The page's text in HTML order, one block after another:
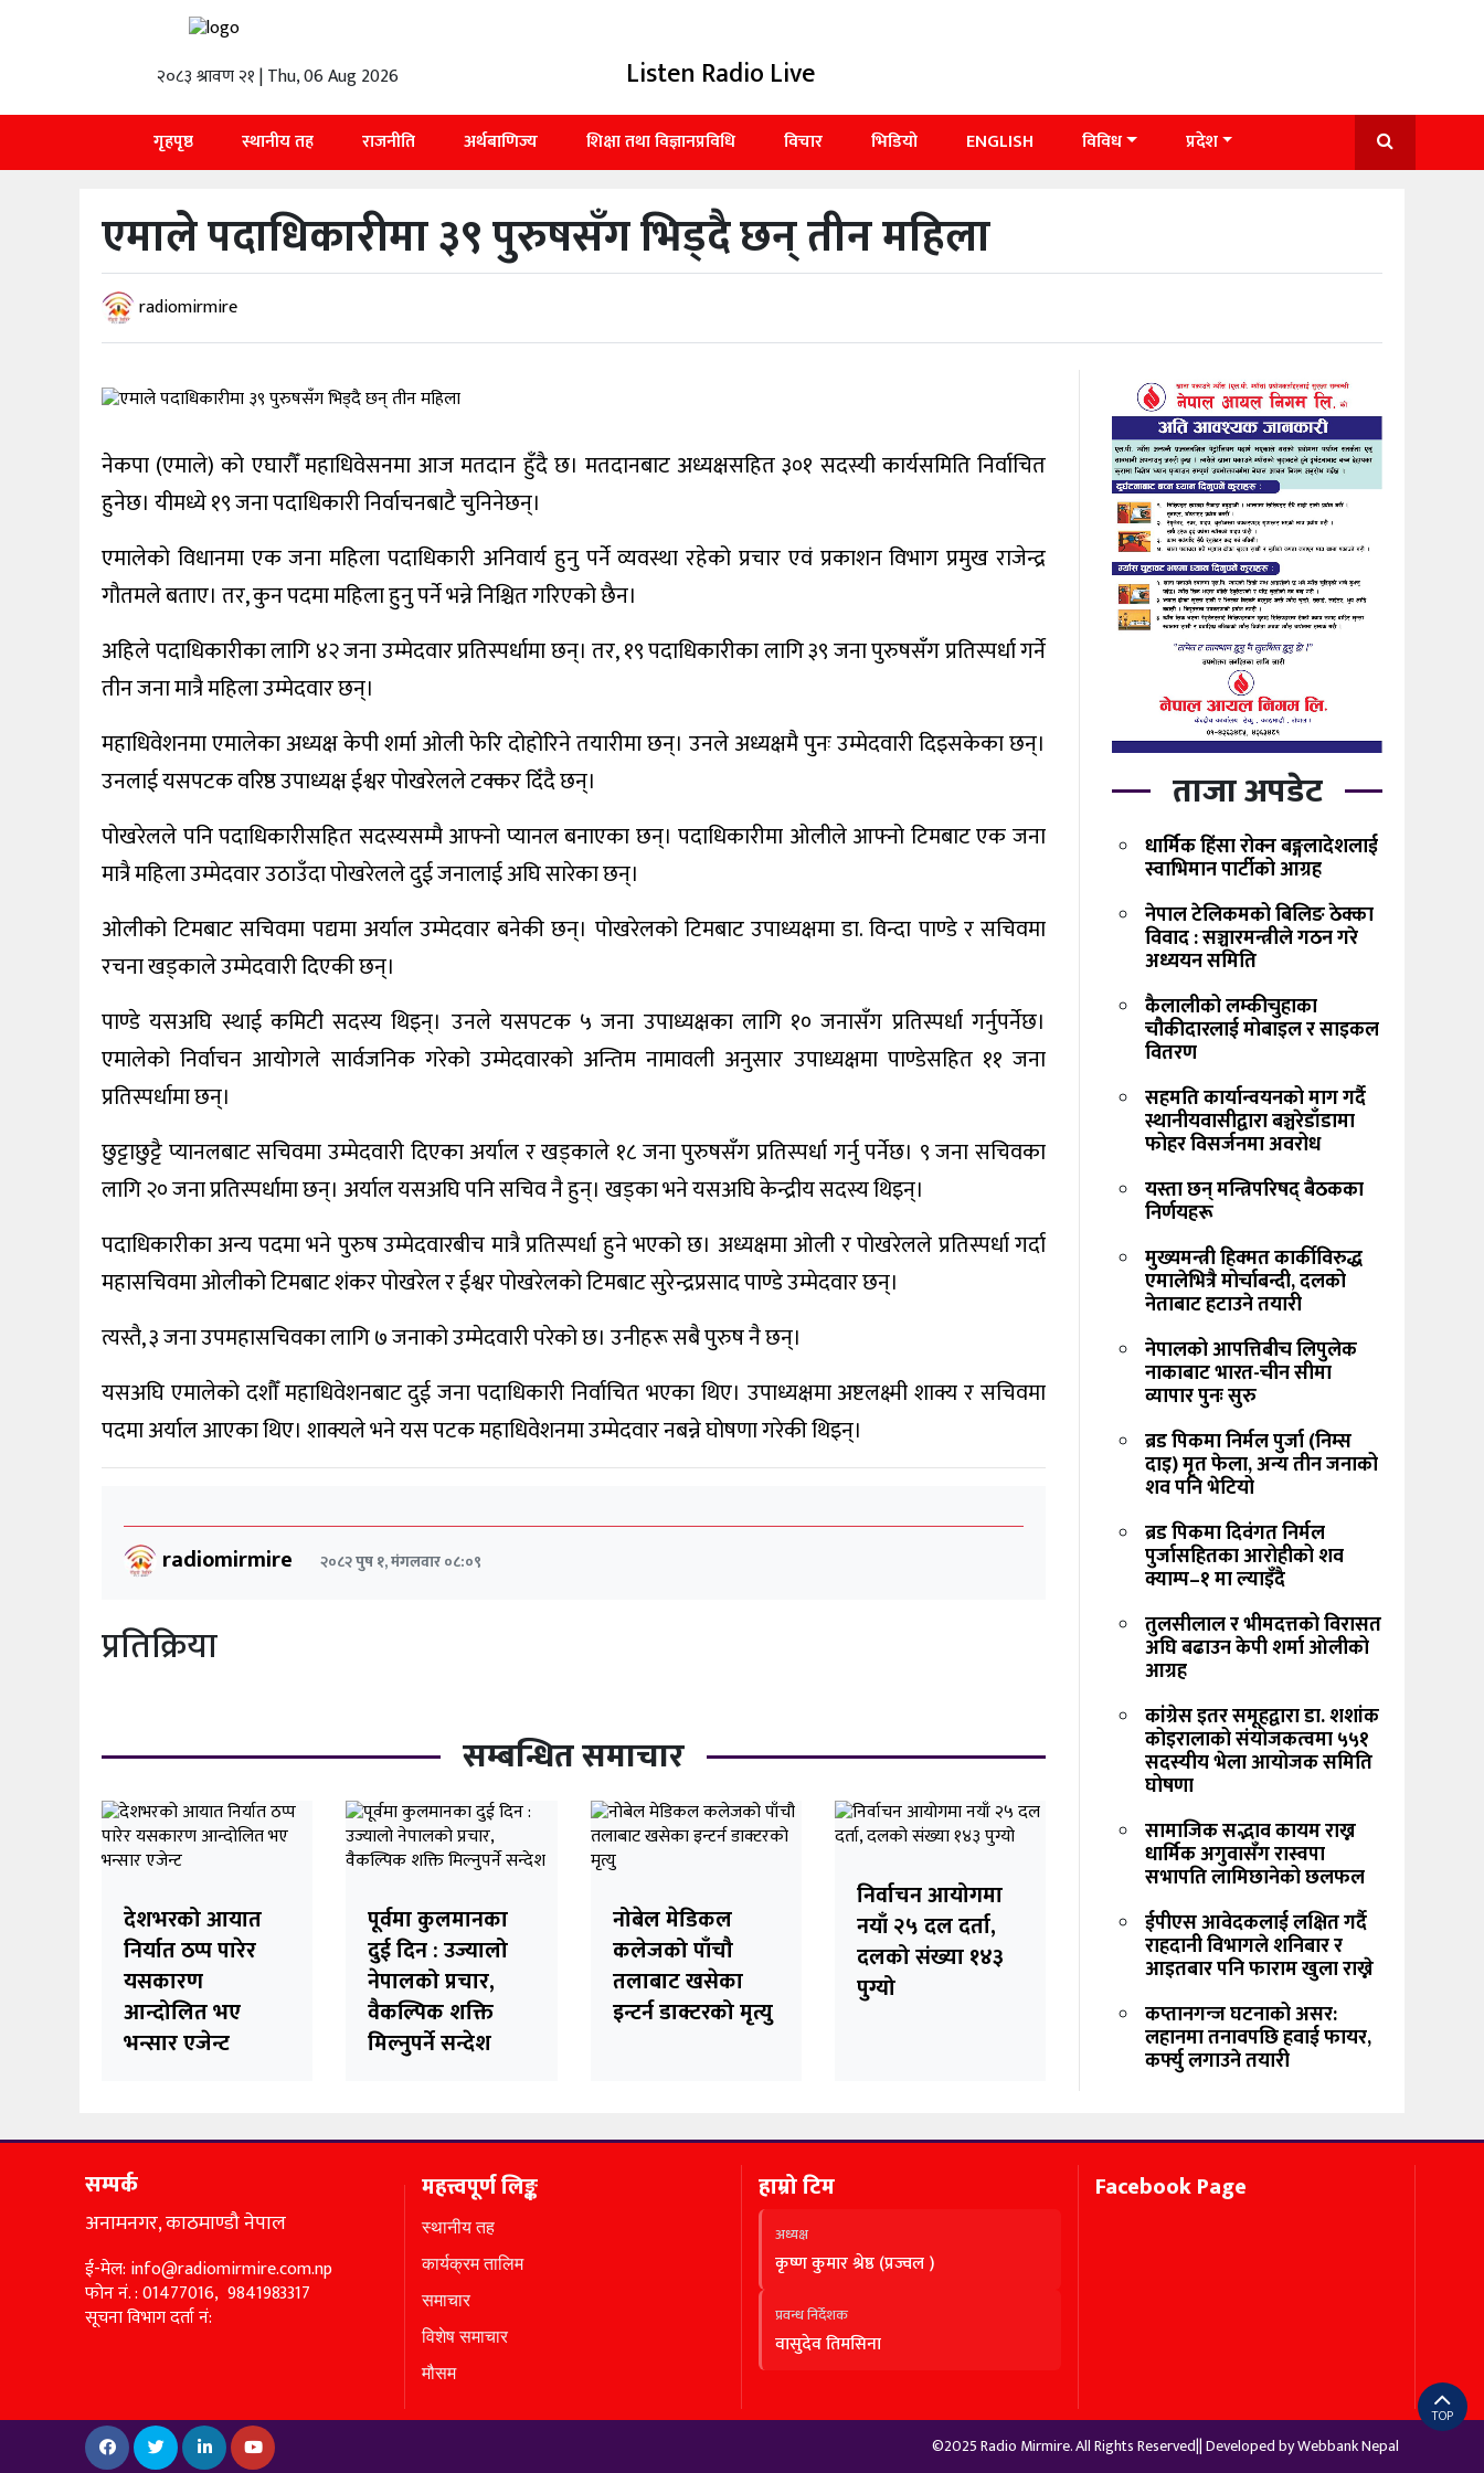
२०८३ श्रावण २१ | Thu, 06 Aug 2026 Listen Radio Live
गृहपृष्ठ स्थानीय तह राजनीति अर्थबाणिज्य शिक्षा तथा विज्ञानप्रविधि विचार भिडियो ENGLISH विविध प्रदेश
एमाले पदाधिकारीमा ३९ पुरुषसँग भिड्दै छन् तीन महिला
radiomirmire
नेकपा (एमाले) को एघारौँ महाधिवेसनमा आज मतदान हुँदै छ। मतदानबाट अध्यक्षसहित ३०१ सदस्यी कार्यसमिति निर्वाचित
हुनेछ। यीमध्ये १९ जना पदाधिकारी निर्वाचनबाटै चुनिनेछन्।
एमालेको विधानमा एक जना महिला पदाधिकारी अनिवार्य हुनु पर्ने व्यवस्था रहेको प्रचार एवं प्रकाशन विभाग प्रमुख राजेन्द्र
गौतमले बताए। तर, कुन पदमा महिला हुनु पर्ने भन्ने निश्चित गरिएको छैन।
अहिले पदाधिकारीका लागि ४२ जना उम्मेदवार प्रतिस्पर्धामा छन्। तर, १९ पदाधिकारीका लागि ३९ जना पुरुषसँग प्रतिस्पर्धा गर्ने
तीन जना मात्रै महिला उम्मेदवार छन्।
महाधिवेशनमा एमालेका अध्यक्ष केपी शर्मा ओली फेरि दोहोरिने तयारीमा छन्। उनले अध्यक्षमै पुनः उम्मेदवारी दिइसकेका छन्।
उनलाई यसपटक वरिष्ठ उपाध्यक्ष ईश्वर पोखरेलले टक्कर दिँदै छन्।
पोखरेलले पनि पदाधिकारीसहित सदस्यसम्मै आफ्नो प्यानल बनाएका छन्। पदाधिकारीमा ओलीले आफ्नो टिमबाट एक जना
मात्रै महिला उम्मेदवार उठाउँदा पोखरेलले दुई जनालाई अघि सारेका छन्।
ओलीको टिमबाट सचिवमा पद्यमा अर्याल उम्मेदवार बनेकी छन्। पोखरेलको टिमबाट उपाध्यक्षमा डा. विन्दा पाण्डे र सचिवमा
रचना खड्काले उम्मेदवारी दिएकी छन्।
पाण्डे यसअघि स्थाई कमिटी सदस्य थिइन्। उनले यसपटक ५ जना उपाध्यक्षका लागि १० जनासँग प्रतिस्पर्धा गर्नुपर्नेछ।
एमालेको निर्वाचन आयोगले सार्वजनिक गरेको उम्मेदवारको अन्तिम नामावली अनुसार उपाध्यक्षमा पाण्डेसहित ११ जना
प्रतिस्पर्धामा छन्।
छुट्टाछुट्टै प्यानलबाट सचिवमा उम्मेदवारी दिएका अर्याल र खड्काले १८ जना पुरुषसँग प्रतिस्पर्धा गर्नु पर्नेछ। ९ जना सचिवका
लागि २० जना प्रतिस्पर्धामा छन्। अर्याल यसअघि पनि सचिव नै हुन्। खड्का भने यसअघि केन्द्रीय सदस्य थिइन्।
पदाधिकारीका अन्य पदमा भने पुरुष उम्मेदवारबीच मात्रै प्रतिस्पर्धा हुने भएको छ। अध्यक्षमा ओली र पोखरेलले प्रतिस्पर्धा गर्दा
महासचिवमा ओलीको टिमबाट शंकर पोखरेल र ईश्वर पोखरेलको टिमबाट सुरेन्द्रप्रसाद पाण्डे उम्मेदवार छन्।
त्यस्तै, ३ जना उपमहासचिवका लागि ७ जनाको उम्मेदवारी परेको छ। उनीहरू सबै पुरुष नै छन्।
यसअघि एमालेको दशौँ महाधिवेशनबाट दुई जना पदाधिकारी निर्वाचित भएका थिए। उपाध्यक्षमा अष्टलक्ष्मी शाक्य र सचिवमा
पदमा अर्याल आएका थिए। शाक्यले भने यस पटक महाधिवेशनमा उम्मेदवार नबन्ने घोषणा गरेकी थिइन्।
radiomirmire २०८२ पुष १, मंगलवार ०८:०९
प्रतिक्रिया
सम्बन्धित समाचार
देशभरको आयात
निर्यात ठप्प पारेर
यसकारण
आन्दोलित भए
भन्सार एजेन्ट
पूर्वमा कुलमानका
दुई दिन : उज्यालो
नेपालको प्रचार,
वैकल्पिक शक्ति
मिल्नुपर्ने सन्देश
नोबेल मेडिकल
कलेजको पाँचौ
तलाबाट खसेका
इन्टर्न डाक्टरको मृत्यु
निर्वाचन आयोगमा
नयाँ २५ दल दर्ता,
दलको संख्या १४३
पुग्यो
ताजा अपडेट
धार्मिक हिंसा रोक्न बङ्गलादेशलाई
स्वाभिमान पार्टीको आग्रह
नेपाल टेलिकमको बिलिङ ठेक्का
विवाद : सञ्चारमन्त्रीले गठन गरे
अध्ययन समिति
कैलालीको लम्कीचुहाका
चौकीदारलाई मोबाइल र साइकल
वितरण
सहमति कार्यान्वयनको माग गर्दै
स्थानीयवासीद्वारा बञ्चरेडाँडामा
फोहर विसर्जनमा अवरोध
यस्ता छन् मन्त्रिपरिषद् बैठकका
निर्णयहरू
मुख्यमन्त्री हिक्मत कार्कीविरुद्ध
एमालेभित्रै मोर्चाबन्दी, दलको
नेताबाट हटाउने तयारी
नेपालको आपत्तिबीच लिपुलेक
नाकाबाट भारत-चीन सीमा
व्यापार पुनः सुरु
ब्रड पिकमा निर्मल पुर्जा (निम्स
दाइ) मृत फेला, अन्य तीन जनाको
शव पनि भेटियो
ब्रड पिकमा दिवंगत निर्मल
पुर्जासहितका आरोहीको शव
क्याम्प–१ मा ल्याइँदै
तुलसीलाल र भीमदत्तको विरासत
अघि बढाउन केपी शर्मा ओलीको
आग्रह
कांग्रेस इतर समूहद्वारा डा. शशांक
कोइरालाको संयोजकत्वमा ५५१
सदस्यीय भेला आयोजक समिति
घोषणा
सामाजिक सद्भाव कायम राख्न
धार्मिक अगुवासँग रास्वपा
सभापति लामिछानेको छलफल
ईपीएस आवेदकलाई लक्षित गर्दै
राहदानी विभागले शनिबार र
आइतबार पनि फाराम खुला राख्ने
कप्तानगन्ज घटनाको असर:
लहानमा तनावपछि हवाई फायर,
कर्फ्यु लगाउने तयारी
सम्पर्क
अनामनगर, काठमाण्डौ नेपाल
ई-मेल: info@radiomirmire.com.np
फोन नं. : 01477016, 9841983317
सूचना विभाग दर्ता नं:
महत्त्वपूर्ण लिङ्क
स्थानीय तह
कार्यक्रम तालिम
समाचार
विशेष समाचार
मौसम
हाम्रो टिम
अध्यक्ष
कृष्ण कुमार श्रेष्ठ (प्रज्वल )
प्रवन्ध निर्देशक
वासुदेव तिमसिना
Facebook Page
©2025 Radio Mirmire. All Rights Reserved|| Developed byWebbank Nepal
TOP